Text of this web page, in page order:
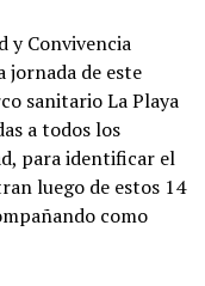
y Convivencia
jornada de este
sanitario La Playa
a todos los
para identificar el
luego de estos 14
como